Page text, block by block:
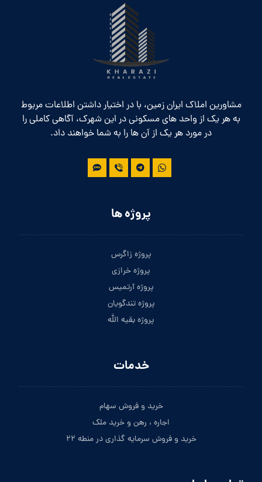
مشاورین املاک ایران زمین، با در اختیار داشتن اطلاعات مربوط
به هر یک از واحد های مسکونی در این شهرک، آگاهی کاملی را
در مورد هر یک از آن ها را به شما خواهند داد.
پروژه ها
پروژه زاگرس
پروژه خرازی
پروژه آرتمیس
پروژه تندگویان
پروژه بقیه الله
خدمات
خرید و فروش سهام
اجاره ، رهن و خرید ملک
خرید و فروش سرمایه گذاری در منطه ۲۲